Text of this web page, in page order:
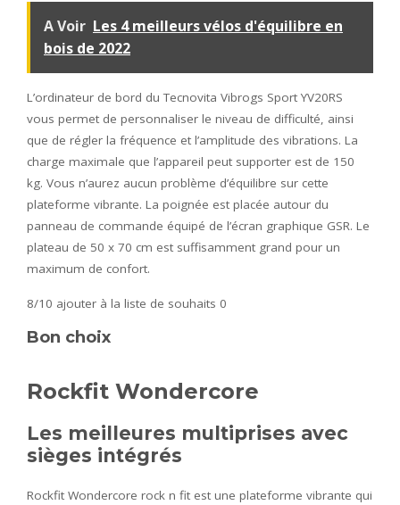
A Voir Les 4 meilleurs vélos d'équilibre en
bois de 2022
L’ordinateur de bord du Tecnovita Vibrogs Sport YV20RS
vous permet de personnaliser le niveau de difficulté, ainsi
que de régler la fréquence et l’amplitude des vibrations. La
charge maximale que l’appareil peut supporter est de 150
kg. Vous n’aurez aucun problème d’équilibre sur cette
plateforme vibrante. La poignée est placée autour du
panneau de commande équipé de l’écran graphique GSR. Le
plateau de 50 x 70 cm est suffisamment grand pour un
maximum de confort.
8/10 ajouter à la liste de souhaits 0
Bon choix
Rockfit Wondercore
Les meilleures multiprises avec
sièges intégrés
Rockfit Wondercore rock n fit est une plateforme vibrante qui